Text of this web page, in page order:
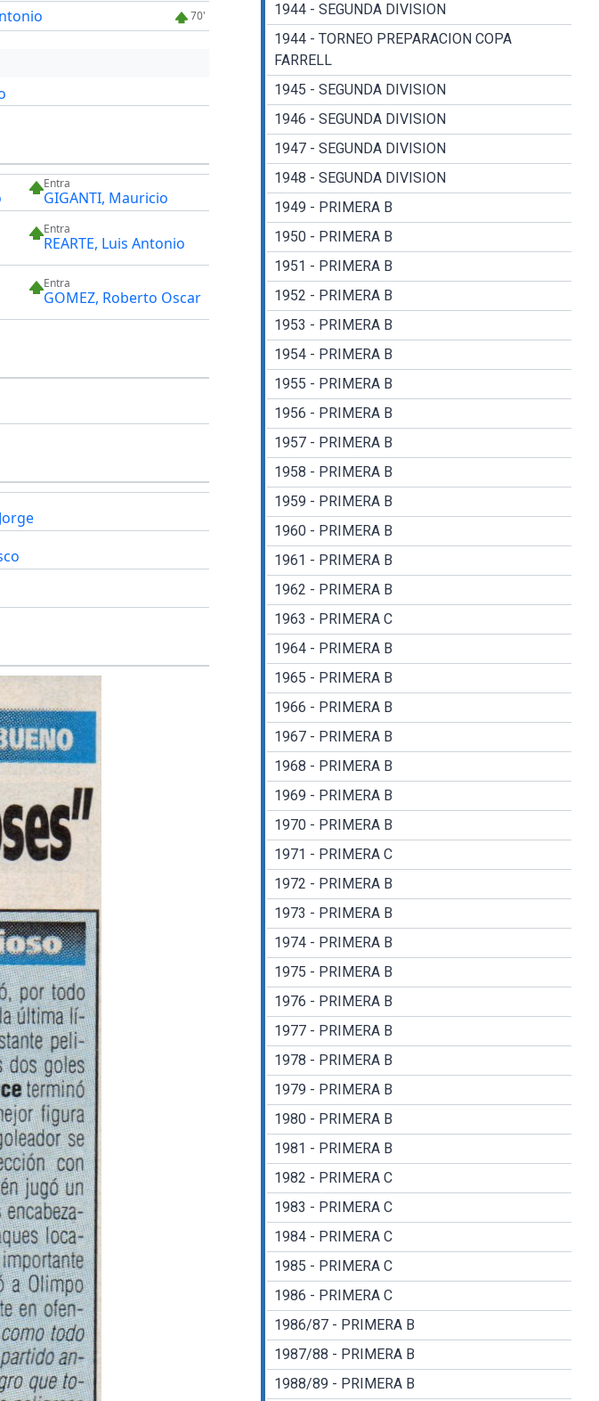
70'
Entra
GIGANTI, Mauricio
Entra
REARTE, Luis Antonio
Entra
GOMEZ, Roberto Oscar
1944 - SEGUNDA DIVISION
1944 - TORNEO PREPARACION COPA
FARRELL
1945 - SEGUNDA DIVISION
1946 - SEGUNDA DIVISION
1947 - SEGUNDA DIVISION
1948 - SEGUNDA DIVISION
1949 - PRIMERA B
1950 - PRIMERA B
1951 - PRIMERA B
1952 - PRIMERA B
1953 - PRIMERA B
1954 - PRIMERA B
1955 - PRIMERA B
1956 - PRIMERA B
1957 - PRIMERA B
1958 - PRIMERA B
1959 - PRIMERA B
1960 - PRIMERA B
1961 - PRIMERA B
1962 - PRIMERA B
1963 - PRIMERA C
1964 - PRIMERA B
1965 - PRIMERA B
1966 - PRIMERA B
1967 - PRIMERA B
1968 - PRIMERA B
1969 - PRIMERA B
1970 - PRIMERA B
1971 - PRIMERA C
1972 - PRIMERA B
1973 - PRIMERA B
1974 - PRIMERA B
1975 - PRIMERA B
1976 - PRIMERA B
1977 - PRIMERA B
1978 - PRIMERA B
1979 - PRIMERA B
1980 - PRIMERA B
1981 - PRIMERA B
1982 - PRIMERA C
1983 - PRIMERA C
1984 - PRIMERA C
1985 - PRIMERA C
1986 - PRIMERA C
1986/87 - PRIMERA B
1987/88 - PRIMERA B
1988/89 - PRIMERA B